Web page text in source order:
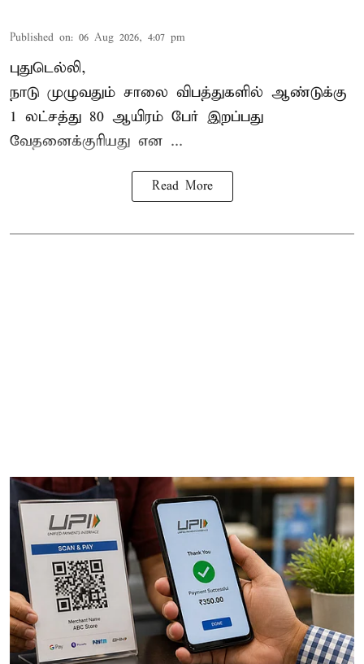
Published on: 06 Aug 2026, 4:07 pm
புதுடெல்லி,
நாடு முழுவதும் சாலை விபத்துகளில் ஆண்டுக்கு
1 லட்சத்து 80 ஆயிரம் பேர் இறப்பது
வேதனைக்குரியது என ...
Read More